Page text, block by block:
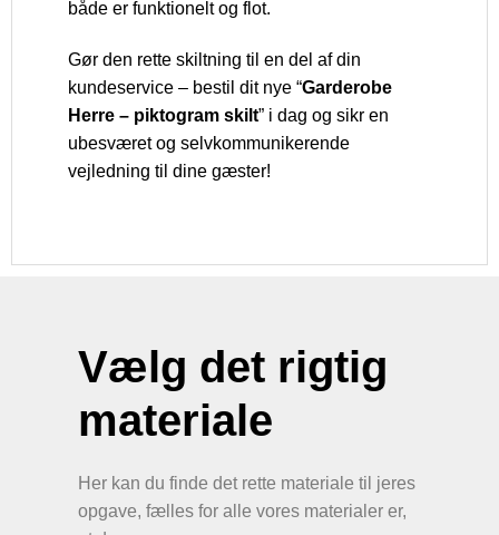
både er funktionelt og flot.
Gør den rette skiltning til en del af din
kundeservice – bestil dit nye “Garderobe
Herre – piktogram skilt” i dag og sikr en
ubesværet og selvkommunikerende
vejledning til dine gæster!
Vælg det rigtig
materiale
Her kan du finde det rette materiale til jeres
opgave, fælles for alle vores materialer er,